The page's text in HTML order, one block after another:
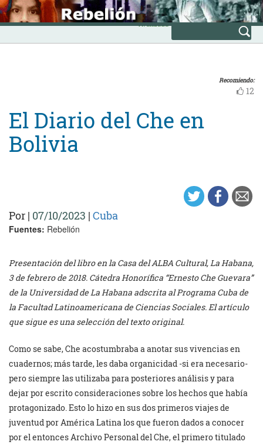
Skip
to
content
INICIO
Avanzada
Recomiendo:
12
El Diario del Che en
Bolivia
Por | 07/10/2023 | Cuba
Fuentes: Rebelión
Presentación del libro en la Casa del ALBA Cultural, La Habana,
3 de febrero de 2018. Cátedra Honorífica “Ernesto Che Guevara”
de la Universidad de La Habana adscrita al Programa Cuba de
la Facultad Latinoamericana de Ciencias Sociales. El artículo
que sigue es una selección del texto original.
Como se sabe, Che acostumbraba a anotar sus vivencias en
cuadernos; más tarde, les daba organicidad -si era necesario-
pero siempre las utilizaba para posteriores análisis y para
dejar por escrito consideraciones sobre los hechos que había
protagonizado. Esto lo hizo en sus dos primeros viajes de
juventud por América Latina los que fueron dados a conocer
por el entonces Archivo Personal del Che, el primero titulado